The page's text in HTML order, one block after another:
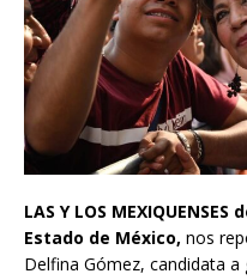
LAS Y LOS
Estado de México, nos
Delfina Gómez, candidata